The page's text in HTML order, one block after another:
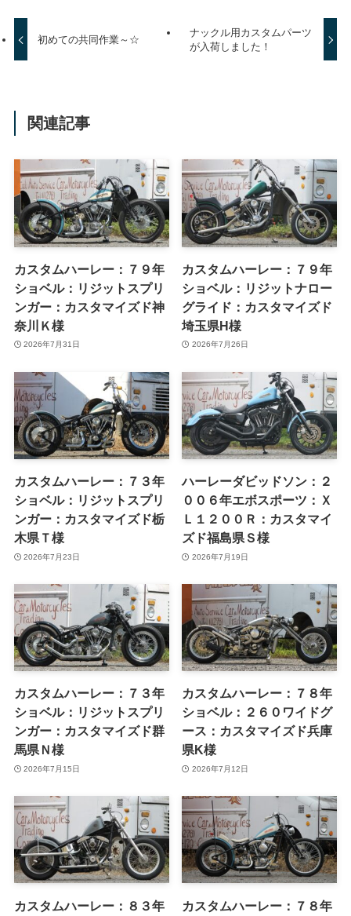
初めての共同作業～☆
ナックル用カスタムパーツ
が入荷しました！
関連記事
カスタムハーレー：７９年
ショベル：リジットスプリ
ンガー：カスタマイズド神
奈川Ｋ様
2026年7月31日
カスタムハーレー：７９年
ショベル：リジットナロー
グライド：カスタマイズド
埼玉県H様
2026年7月26日
カスタムハーレー：７３年
ショベル：リジットスプリ
ンガー：カスタマイズド栃
木県Ｔ様
2026年7月23日
ハーレーダビッドソン：２
００６年エボスポーツ：Ｘ
Ｌ１２００Ｒ：カスタマイ
ズド福島県Ｓ様
2026年7月19日
カスタムハーレー：７３年
ショベル：リジットスプリ
ンガー：カスタマイズド群
馬県Ｎ様
2026年7月15日
カスタムハーレー：７８年
ショベル：２６０ワイドグ
ース：カスタマイズド兵庫
県K様
2026年7月12日
カスタムハーレー：８３年
カスタムハーレー：７８年